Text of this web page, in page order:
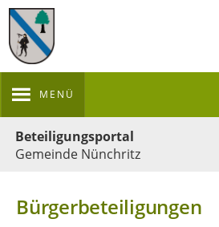
MENÜ
Beteiligungsportal
Gemeinde Nünchritz
Bürgerbeteiligungen